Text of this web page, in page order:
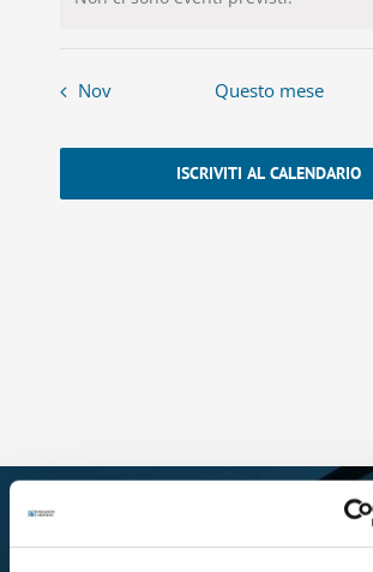
Nov Questo mese
ISCRIVITI AL CALENDARIO